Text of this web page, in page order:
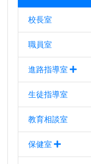
校長室
職員室
進路指導室
生徒指導室
教育相談室
保健室